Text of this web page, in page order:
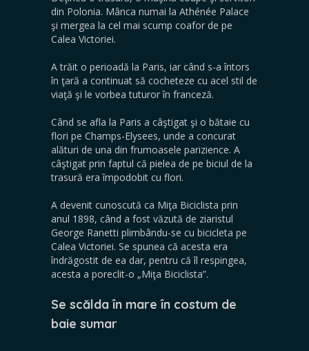
din Polonia. Mânca numai la Athénée Palace
şi mergea la cel mai scump coafor de pe
Calea Victoriei.
A trăit o perioadă la Paris, iar când s-a întors
în ţară a continuat să cocheteze cu acel stil de
viaţă şi le vorbea tuturor în franceză.
Când se afla la Paris a câştigat şi o bătaie cu
flori pe Champs-Elysees, unde a concurat
alături de una din frumoasele parizience. A
câştigat prin faptul că pielea de pe biciul de la
trasură era împodobit cu flori.
A devenit cunoscută ca Miţa Biciclista prin
anul 1898, când a fost văzută de ziaristul
George Ranetti plimbându-se cu bicicleta pe
Calea Victoriei. Se spunea că acesta era
îndrăgostit de ea dar, pentru că îl respingea,
acesta a poreclit-o „Miţa Biciclista”.
Se scălda în mare în costum de
baie sumar